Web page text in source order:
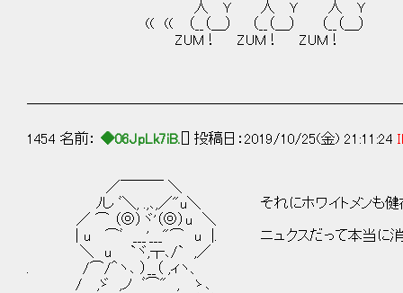
人 Ｙ 人 Ｙ 人 Ｙ
(( (( （__（＿） （__（＿） （__（＿）
ZUM！ ZUM！ ZUM！
1454 名前： ◆06JpLk7iB. [] 投稿日：2019/10/25(金) 21:11:24
／￣￣￣ ＼
ﾉし ﾞ＼, .,､,／"u＼ それにホワイトメンも健在
／ ⌒ （◎）ヾ'（◎）u ＼
| u ⌒ﾞ ___'___"⌒ u |. ニュクスだって本当に消
＼ u `ヾ,┬､/` ,／
. /⌒/＾ヽ､ ）__（ ,ィヽ、
/ ,ゞ ,ノ ﾞ⌒" , ゝ､